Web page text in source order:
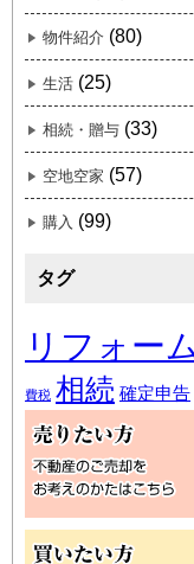
物件紹介 (80)
生活 (25)
相続・贈与 (33)
空地空家 (57)
購入 (99)
タグ
リフォー
費税 相続 確定申告